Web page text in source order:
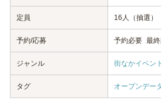
定員 16人（抽選）
予約/応募 予約必要 最
ジャンル 街なかイベント
タグ オープンデー